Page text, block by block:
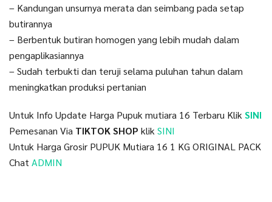
– Kandungan unsurnya merata dan seimbang pada setap
butirannya
– Berbentuk butiran homogen yang lebih mudah dalam
pengaplikasiannya
– Sudah terbukti dan teruji selama puluhan tahun dalam
meningkatkan produksi pertanian
Untuk Info Update Harga Pupuk mutiara 16 Terbaru Klik SINI
Pemesanan Via TIKTOK SHOP klik SINI
Untuk Harga Grosir PUPUK Mutiara 16 1 KG ORIGINAL PACK
Chat ADMIN